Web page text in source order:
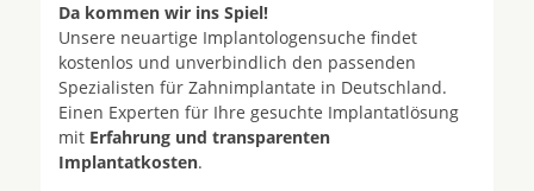
Da kommen wir ins Spiel!
Unsere neuartige Implantologensuche findet
kostenlos und unverbindlich den passenden
Spezialisten für Zahnimplantate in Deutschland.
Einen Experten für Ihre gesuchte Implantatlösung
mit Erfahrung und transparenten
Implantatkosten.